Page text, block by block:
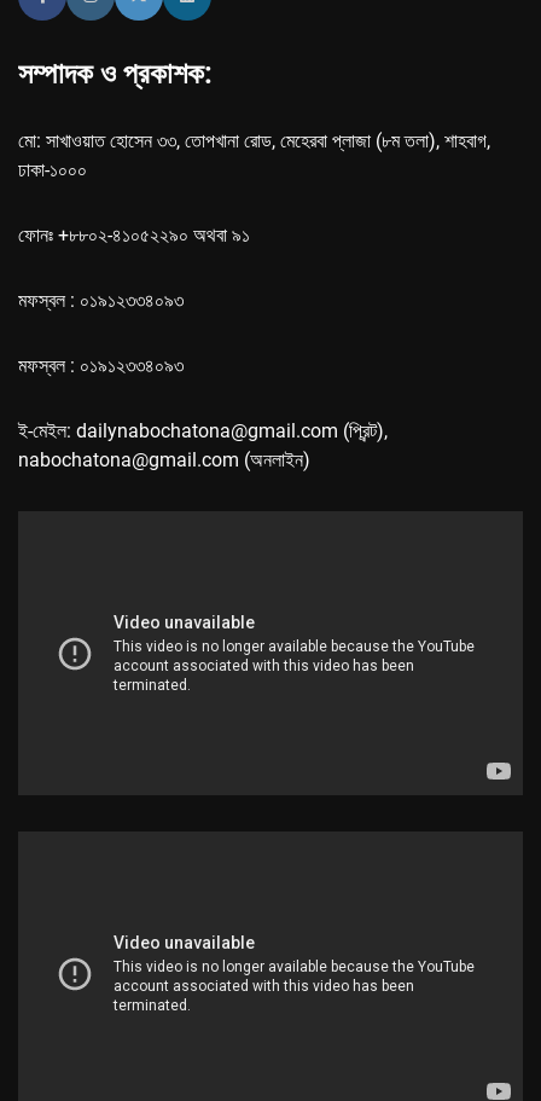
সম্পাদক ও প্রকাশক:
মো: সাখাওয়াত হোসেন ৩৩, তোপখানা রোড, মেহেরবা প্লাজা (৮ম তলা), শাহবাগ,
ঢাকা-১০০০
ফোনঃ +৮৮০২-৪১০৫২২৯০ অথবা ৯১
মফস্বল : ০১৯১২৩৩৪০৯৩
মফস্বল : ০১৯১২৩৩৪০৯৩
ই-মেইল: dailynabochatona@gmail.com (প্রিন্ট),
nabochatona@gmail.com (অনলাইন)